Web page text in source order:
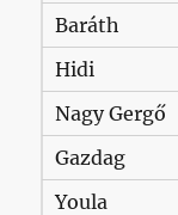
Baráth
Hidi
Nagy Gergő
Gazdag
Youla